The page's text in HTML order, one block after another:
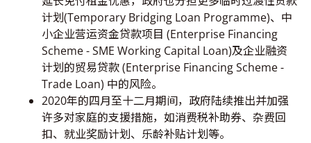
计划(Temporary Bridging Loan Programme)、中
小企业营运资金贷款项目 (Enterprise Financing
Scheme - SME Working Capital Loan)及企业融资
计划的贸易贷款 (Enterprise Financing Scheme -
Trade Loan) 中的风险。
2020年的四月至十二月期间，政府陆续推出并加强
许多对家庭的支援措施，如消费税补助券、杂费回
扣、就业奖励计划、乐龄补贴计划等。